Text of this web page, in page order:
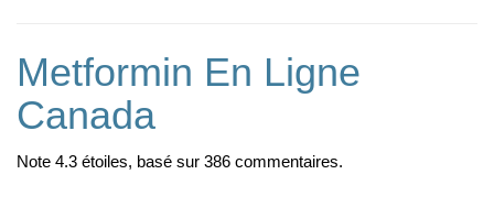
Metformin En Ligne
Canada
Note 4.3 étoiles, basé sur 386 commentaires.